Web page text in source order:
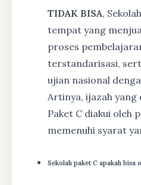
TIDAK BISA,
tempat yang
proses
terstandarisasi,
ujian nasional
Artinya, ijazah yang
Paket C diakui oleh
memenuhi syarat
Sekolah paket C apakah bisa